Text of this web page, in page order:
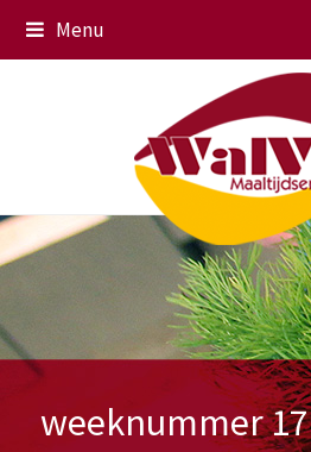
Menu
weeknummer 17